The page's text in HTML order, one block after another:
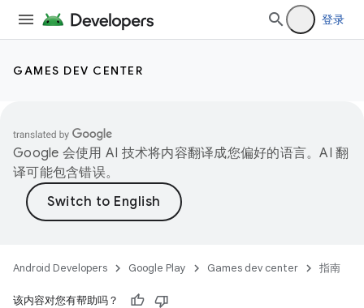
登录
GAMES DEV CENTER
Google 会使用 AI 技术将内容翻译成您偏好的语言。AI 翻
译可能包含错误。
Android Developers Google Play Games dev center 指南
该内容对您有帮助吗？